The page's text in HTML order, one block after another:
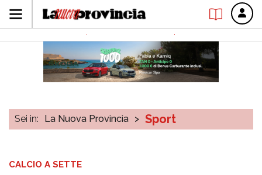
Sei in: La Nuova Provincia > Sport
CALCIO A SETTE